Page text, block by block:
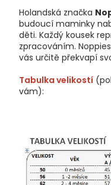
Holandská značka
budoucí maminky
děti. Každý kousek
zpracováním.
vás určitě překvapí
Tabulka velikostí
vám):